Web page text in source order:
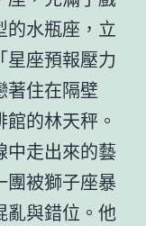
的水瓶座，立
星座預報壓力
著住在隔壁
的林天秤。
中走出來的藝
團被獅子座暴
亂與錯位。他